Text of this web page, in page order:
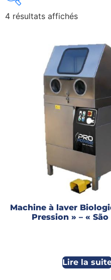
4 résultats affichés
Machine à laver
Pression » – «
Lire la